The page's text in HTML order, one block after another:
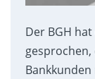
Der BGH